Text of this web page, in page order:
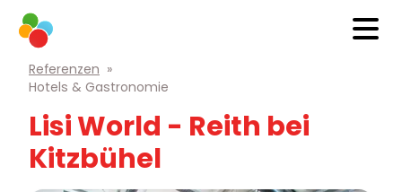
Referenzen »
Hotels & Gastronomie
Lisi World - Reith bei
Kitzbühel